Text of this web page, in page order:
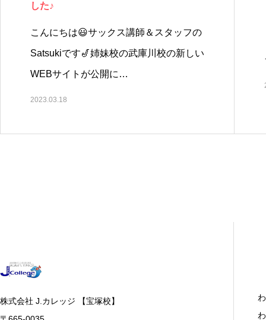
した♪
こんにちは😃サックス講師＆スタッフの
Satsukiです🎷姉妹校の武庫川校の新しい
WEBサイトが公開に…
2023.03.18
株式会社 J.カレッジ 【宝塚校】